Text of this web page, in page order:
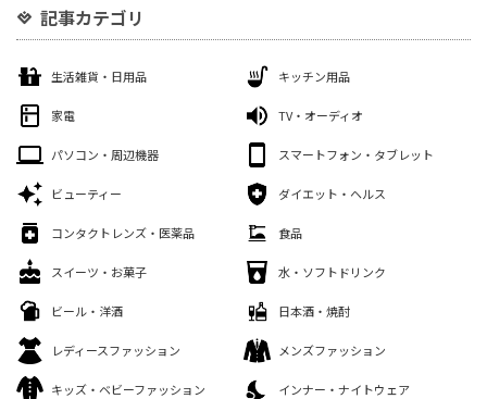
記事カテゴリ
生活雑貨・日用品 キッチン用品
家電 TV・オーディオ
パソコン・周辺機器 スマートフォン・タブレット
ビューティー ダイエット・ヘルス
コンタクトレンズ・医薬品 食品
スイーツ・お菓子 水・ソフトドリンク
ビール・洋酒 日本酒・焼酎
レディースファッション メンズファッション
キッズ・ベビーファッション インナー・ナイトウェア